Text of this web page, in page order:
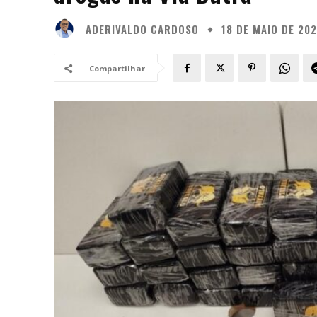
ADERIVALDO CARDOSO 18 DE MAIO DE
Compartilhar